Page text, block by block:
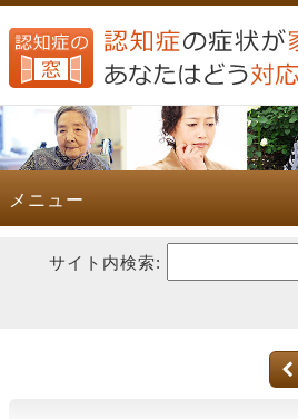
メニュー
サイト内検索: